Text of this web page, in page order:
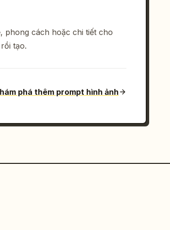
phong cách hoặc chi tiết cho
tạo.
phá thêm prompt hình ảnh